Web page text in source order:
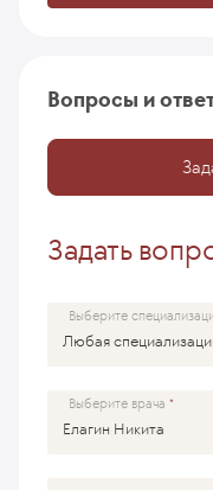
Вопросы и
Задать
Выберите
Выберите врача